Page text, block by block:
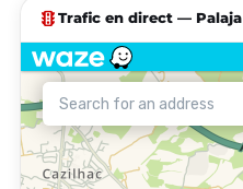
traffic Trafic en direct — Palaja